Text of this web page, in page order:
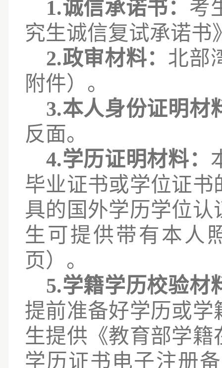
1.诚信承诺书： 考
究生诚信复试承诺书
2.政审材料： 北部
附件）。
3.本人身份证明材
反面。
4.学历证明材料：
毕业证书或学位证
具的国外学历学位
生可提供带有本人
页）。
5.学籍学历校验材
提前准备好学历或
生提供《教育部学
学历证书电子注册